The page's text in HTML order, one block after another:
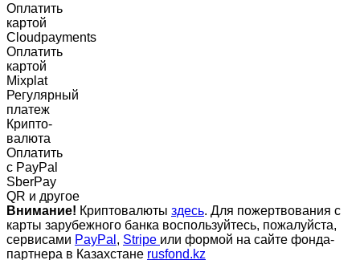
Оплатить
картой
Cloudpayments
Оплатить
картой
Mixplat
Регулярный
платеж
Крипто-
валюта
Оплатить
c PayPal
SberPay
QR и другое
Внимание! Криптовалюты здесь. Для пожертвования с
карты зарубежного банка воспользуйтесь, пожалуйста,
сервисами PayPal , Stripe или формой на сайте фонда-
партнера в Казахстане rusfond.kz